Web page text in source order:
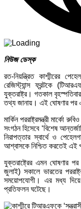
নিউজ ডেস্ক
রত-নিয়ন্ত্রিত কাশ্মীরের
রেজিস্ট্যান্স ফ্রন্টকে
যুক্তরাষ্ট্র। গতকাল
তথ্য জানায়। এই ঘোষণার পর
মার্কিন পররাষ্ট্রমন্ত্রী মার্কো
সংগঠন হিসেবে ‘বিশেষ
নিরাপত্তার স্বার্থে ও
আশ্বাসকে নিশ্চিত করতেই এই
যুক্তরাষ্ট্রের এমন ঘোষণার
জুলাই) সকালে ভারতের
সময়োপযোগী। এর মধ্য দিয়ে
প্রতিফলন ঘটেছে।